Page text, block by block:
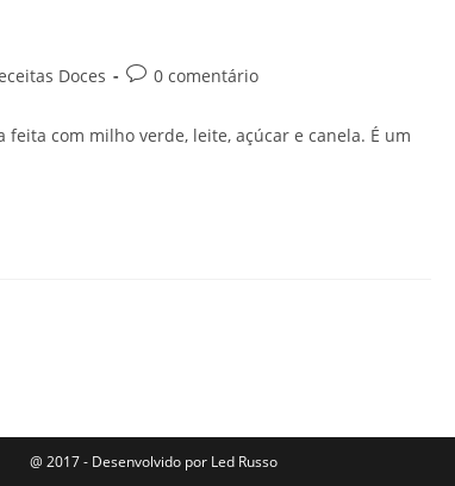
Doces 0 comentário
com milho verde, leite, açúcar e canela. É um
@ 2017 - Desenvolvido por Led Russo